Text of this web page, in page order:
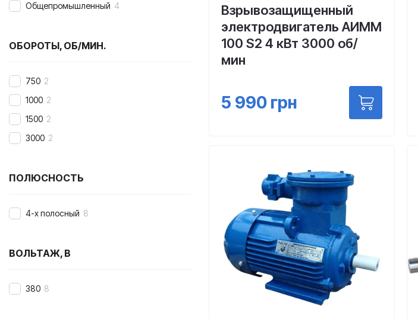
Взрывозащищенный
электродвигатель АИMM
100 S2 4 кВт 3000 об/
мин
5 990 грн
Общепромышленный 4
ОБОРОТЫ, ОБ/МИН.
750 2
1000 2
1500 2
3000 2
ПОЛЮСНОСТЬ
4-х полосный 8
ВОЛЬТАЖ, В
380 8